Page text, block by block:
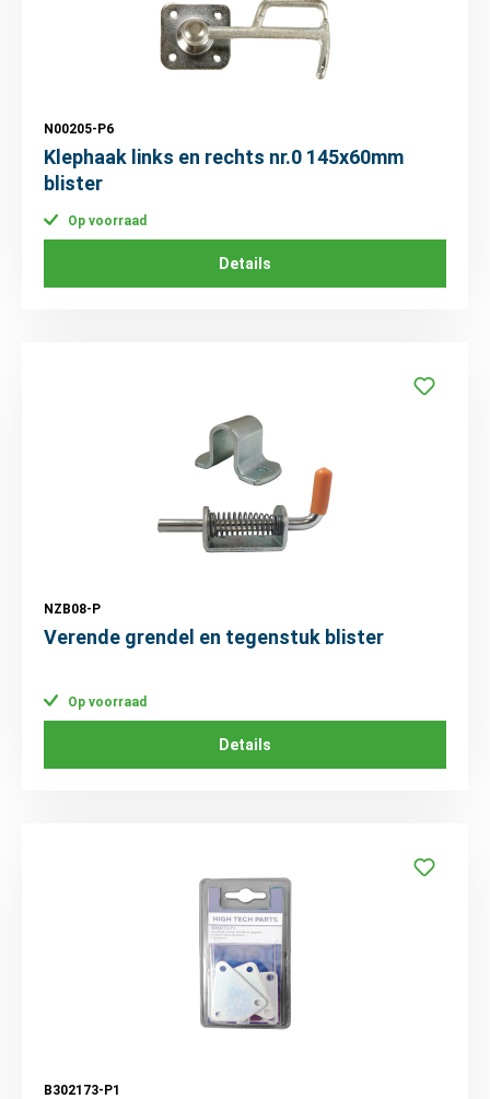
N00205-P6
Klephaak links en rechts nr.0 145x60mm
blister
Op voorraad
Details
NZB08-P
Verende grendel en tegenstuk blister
Op voorraad
Details
B302173-P1